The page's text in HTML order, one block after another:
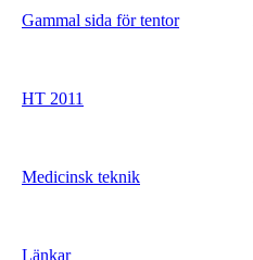
Gammal sida för tentor
HT 2011
Medicinsk teknik
Länkar